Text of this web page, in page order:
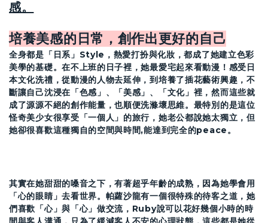
感。
培養美感的日常，創作出更好的自己
全身都是「日系」Style，熱愛打扮與化妝，都成了她建立色彩
美學的基礎。在不上班的日子裡，她最愛宅起來看動漫！感受日
本文化洗禮，從動漫的人物去延伸，到培養了插花藝術興趣，不
斷讓自己沈浸在「色感」、「美感」、「文化」裡，然而這些就
成了源源不絕的創作能量，也順便洗滌壞思維。最特別的是這位
怪奇美少女很享受「一個人」的旅行，她老公都說她太獨立，但
她卻很喜歡這種獨自的空間與時間,能達到完全的peace。
其實在她甜甜的嗓音之下，有著超乎年齡的成熟，因為她學會用
「心的眼睛」去看世界。帕蘿沙龍有一個很特殊的待客之道，她
們喜歡「心」與「心」做交流，Ruby說可以花好幾個小時的時